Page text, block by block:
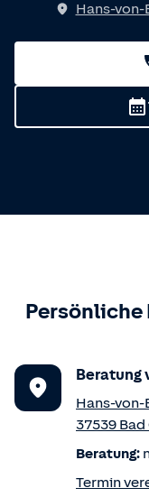
Hans-von-
Persönliche
Beratung
Hans-von-
37539 Bad
Beratung:
Termin